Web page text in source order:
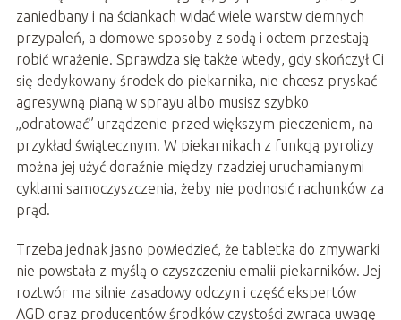
zaniedbany i na ściankach widać wiele warstw ciemnych
przypaleń, a domowe sposoby z sodą i octem przestają
robić wrażenie. Sprawdza się także wtedy, gdy skończył Ci
się dedykowany środek do piekarnika, nie chcesz pryskać
agresywną pianą w sprayu albo musisz szybko
„odratować” urządzenie przed większym pieczeniem, na
przykład świątecznym. W piekarnikach z funkcją pyrolizy
można jej użyć doraźnie między rzadziej uruchamianymi
cyklami samoczyszczenia, żeby nie podnosić rachunków za
prąd.
Trzeba jednak jasno powiedzieć, że tabletka do zmywarki
nie powstała z myślą o czyszczeniu emalii piekarników. Jej
roztwór ma silnie zasadowy odczyn i część ekspertów
AGD oraz producentów środków czystości zwraca uwagę